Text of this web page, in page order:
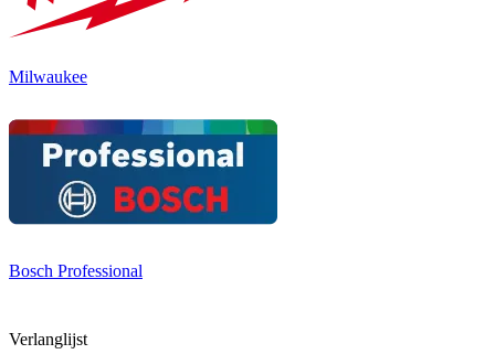
Milwaukee
Bosch Professional
Verlanglijst